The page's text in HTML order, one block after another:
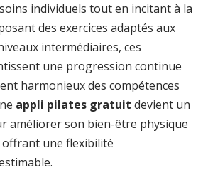
individuels tout en incitant à la
des exercices adaptés aux
intermédiaires, ces
une progression continue
harmonieux des compétences
appli pilates gratuit devient un
améliorer son bien-être physique
une flexibilité